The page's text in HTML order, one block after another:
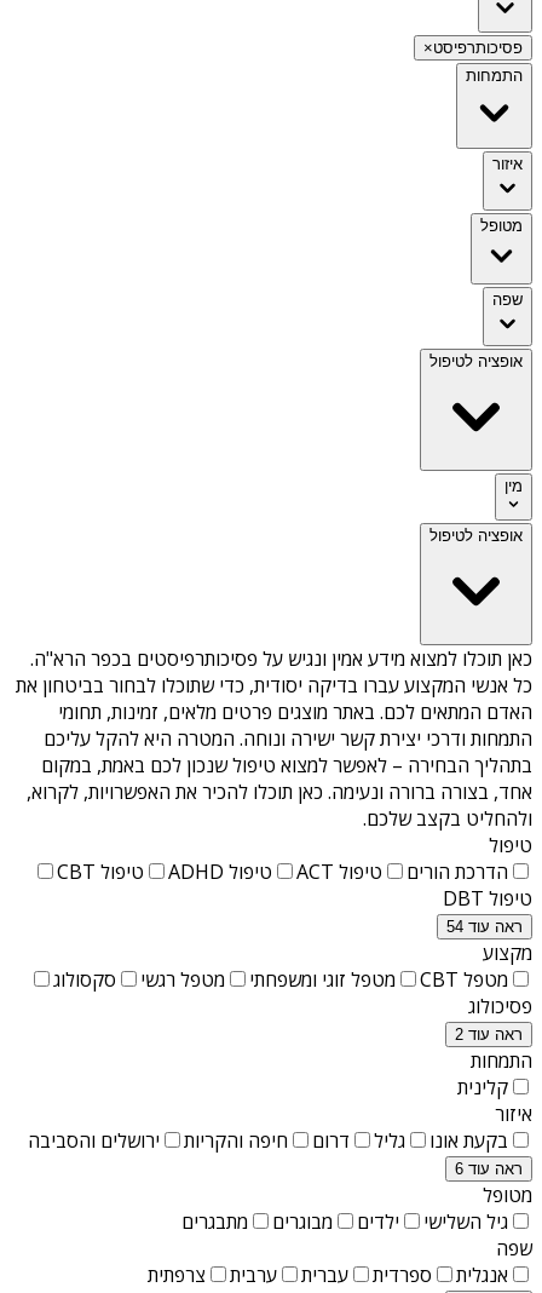
פסיכותרפיסט×
התמחות
איזור
מטופל
שפה
אופציה לטיפול
מין
אופציה לטיפול
כאן תוכלו למצוא מידע אמין ונגיש על פסיכותרפיסטים בכפר הרא"ה.
כל אנשי המקצוע עברו בדיקה יסודית, כדי שתוכלו לבחור בביטחון את
האדם המתאים לכם. באתר מוצגים פרטים מלאים, זמינות, תחומי
התמחות ודרכי יצירת קשר ישירה ונוחה. המטרה היא להקל עליכם
בתהליך הבחירה – לאפשר למצוא טיפול שנכון לכם באמת, במקום
אחד, בצורה ברורה ונעימה. כאן תוכלו להכיר את האפשרויות, לקרוא,
ולהחליט בקצב שלכם.
טיפול
הדרכת הורים
טיפול ACT טיפול ADHD
טיפול CBT
טיפול DBT
ראה עוד 54
מקצוע
מטפל CBT
מטפל זוגי ומשפחתי מטפל רגשי
סקסולוג
פסיכולוג
ראה עוד 2
התמחות
קלינית
איזור
בקעת אונו
גליל דרום חיפה והקריות ירושלים והסביבה
ראה עוד 6
מטופל
גיל השלישי
ילדים מבוגרים
מתבגרים
שפה
אנגלית
ספרדית עברית ערבית צרפתית